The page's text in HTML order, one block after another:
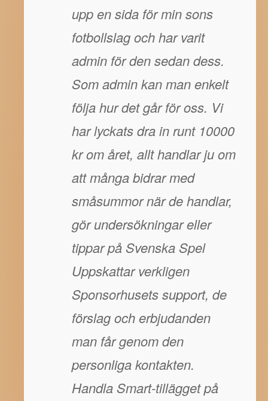
upp en sida för min sons
fotbollslag och har varit
admin för den sedan dess.
Som admin kan man enkelt
följa hur det går för oss. Vi
har lyckats dra in runt 10000
kr om året, allt handlar ju om
att många bidrar med
småsummor när de handlar,
gör undersökningar eller
tippar på Svenska Spel
Uppskattar verkligen
Sponsorhusets support, de
förslag och erbjudanden
man får genom den
personliga kontakten.
Handla Smart-tillägget på